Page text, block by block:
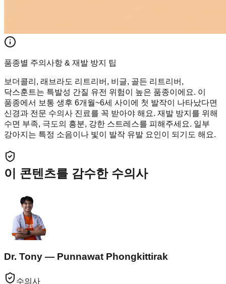
품종별 주의사항 & 재발 방지 팁
보더콜리, 래브라도 리트리버, 비글, 골든 리트리버,
닥스훈트는 특발성 간질 유전 위험이 높은 품종이에요. 이
품종에서 보통 생후 6개월~6세 사이에 첫 발작이 나타났다면
신경과 전문 수의사 진료를 꼭 받아야 해요. 재발 방지를 위해
수면 부족, 극도의 흥분, 강한 스트레스를 피해주세요. 일부
강아지는 특정 소음이나 빛이 발작 유발 요인이 되기도 해요.
이 콘텐츠를 감수한 수의사
Dr. Tony — Punnawat Phongkittirak
수의사